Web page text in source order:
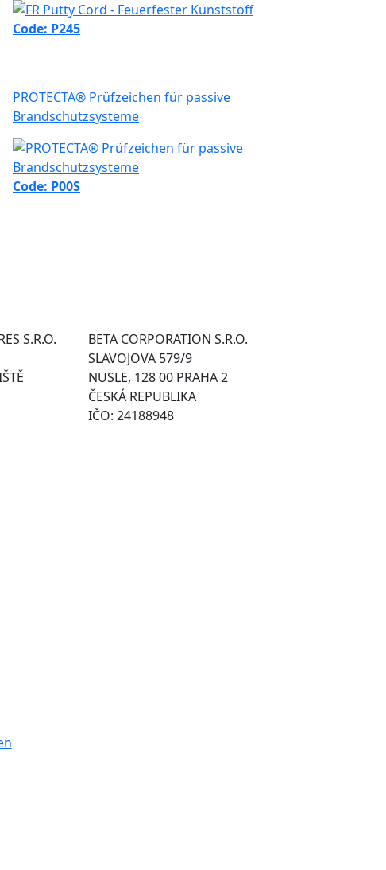
Code: P245
PROTECTA® Prüfzeichen für passive
Brandschutzsysteme
Code: P00S
S.R.O.
BETA CORPORATION S.R.O.
SLAVOJOVA 579/9
NUSLE, 128 00 PRAHA 2
ČESKÁ REPUBLIKA
IČO: 24188948